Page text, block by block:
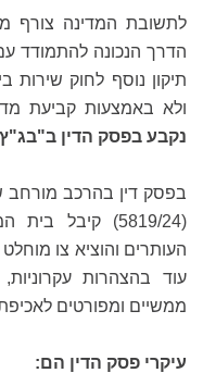
לתשובת המדינה צורף
הדרך הנכונה להתמודד
תיקון נוסף לחוק שירות
ולא באמצעות קביעת
נקבע בפסק הדין
(5819/24) קיבל
העותרים והוציא צו
עוד בהצהרות
ממשיים ומפורטים
עיקרי פסק הדין הם: